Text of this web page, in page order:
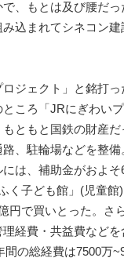
、もとは及び腰だ
込まれてシネコン建
ジェクト」と銘打っ
ころ「JRにぎわい
ともと国鉄の財産
、駐輪場などを整
は、補助金がおよ
く子ども館」(児童館
円で買いとった。さ
経費・共益費など
間の総経費は7500万